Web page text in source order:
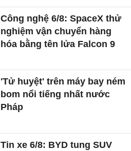
Công nghệ 6/8: SpaceX thử
nghiệm vận chuyển hàng
hóa bằng tên lửa Falcon 9
'Tử huyệt' trên máy bay ném
bom nổi tiếng nhất nước
Pháp
Tin xe 6/8: BYD tung SUV